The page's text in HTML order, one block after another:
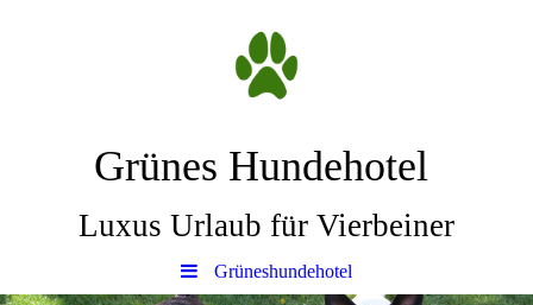
Grünes Hundehotel
Luxus Urlaub für Vierbeiner
Grüneshundehotel